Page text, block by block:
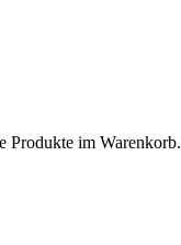
Produkte im Warenkorb.